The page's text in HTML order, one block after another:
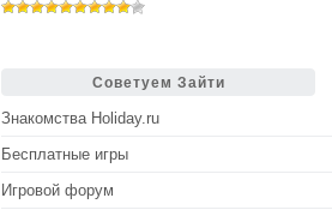
Советуем Зайти
Знакомства Holiday.ru
Бесплатные игры
Игровой форум